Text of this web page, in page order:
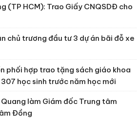
(TP HCM): Trao Giấy CNQSDĐ cho
chủ trương đầu tư 3 dự án bãi đỗ xe
phối hợp trao tặng sách giáo khoa
học sinh trước năm học mới
làm Giám đốc Trung tâm
Đồng